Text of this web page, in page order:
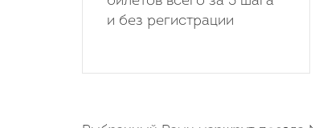
и без регистрации